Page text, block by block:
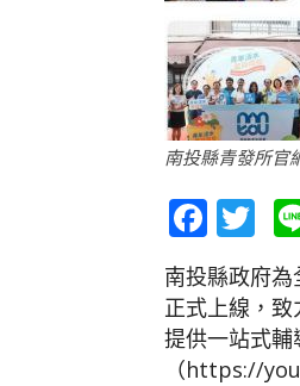
南投縣青發所官
南投縣政府為
正式上線，
提供一站式
（https://